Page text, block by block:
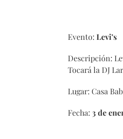
Evento: Levi’s
Descripción:
Tocará la DJ
Lugar: Casa
Fecha: 3 de